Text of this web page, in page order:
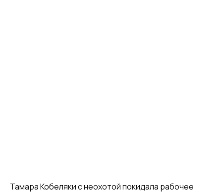
Тамара Кобеляки с неохотой покидала рабочее